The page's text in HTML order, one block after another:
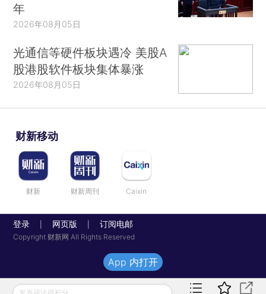
年
2026年08月05日
光通信等硬件板块遇冷 美股A
股港股软件板块集体暴涨
2026年08月05日
财新移动
财新 财新周刊 Caixin
登录 网页版 订阅电邮
Copyright 财新网 All Rights Reserved
发表评论得积分
App 内打开